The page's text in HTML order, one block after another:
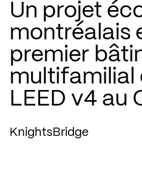
Un projet
montréalais
premier
multifamilial
LEED v4 au
KnightsBridge